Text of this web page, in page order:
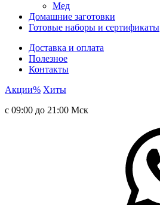
Мед
Домашние заготовки
Готовые наборы и сертификаты
Доставка и оплата
Полезное
Контакты
Акции% Хиты
с 09:00 до 21:00 Мск